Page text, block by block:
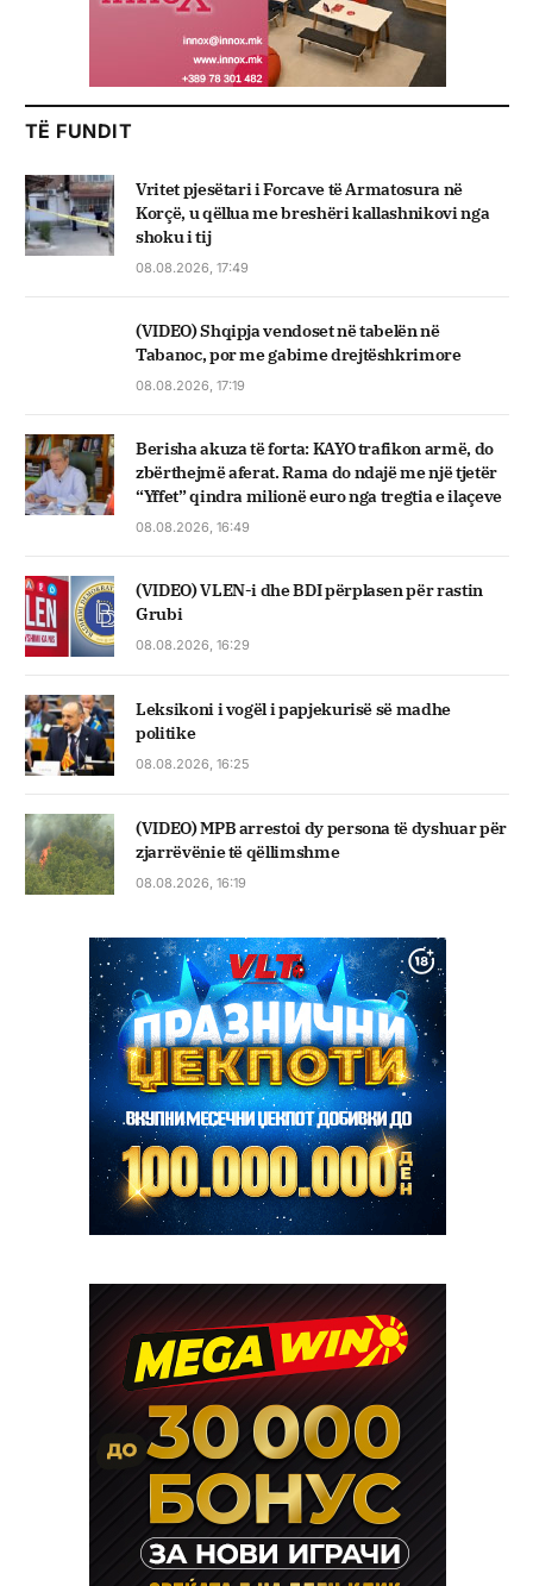
TË FUNDIT
Vritet pjesëtari i Forcave të Armatosura në
Korçë, u qëllua me breshëri kallashnikovi nga
shoku i tij
08.08.2026, 17:49
(VIDEO) Shqipja vendoset në tabelën në
Tabanoc, por me gabime drejtëshkrimore
08.08.2026, 17:19
Berisha akuza të forta: KAYO trafikon armë, do
zbërthejmë aferat. Rama do ndajë me një tjetër
“Yffet” qindra milionë euro nga tregtia e ilaçeve
08.08.2026, 16:49
(VIDEO) VLEN-i dhe BDI përplasen për rastin
Grubi
08.08.2026, 16:29
Leksikoni i vogël i papjekurisë së madhe
politike
08.08.2026, 16:25
(VIDEO) MPB arrestoi dy persona të dyshuar për
zjarrëvënie të qëllimshme
08.08.2026, 16:19